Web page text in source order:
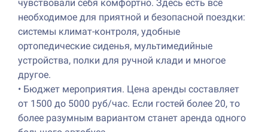
чувствовали себя комфортно. Здесь есть всё
необходимое для приятной и безопасной поездки:
системы климат-контроля, удобные
ортопедические сиденья, мультимедийные
устройства, полки для ручной клади и многое
другое.
• Бюджет мероприятия. Цена аренды составляет
от 1500 до 5000 руб/час. Если гостей более 20, то
более разумным вариантом станет аренда одного